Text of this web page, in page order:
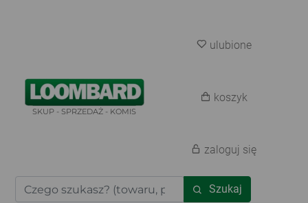
SKUP - SPRZEDAŻ - KOMIS
Szukaj
ulubione
koszyk
zaloguj się